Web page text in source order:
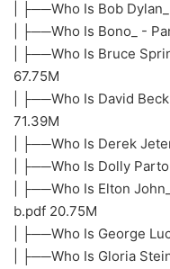
| ├──Who Is Bob
| ├──Who Is Bono_ -
| ├──Who Is Bruce
67.75M
| ├──Who Is David
71.39M
| ├──Who Is Derek
| ├──Who Is Dolly
| ├──Who Is Elton
b.pdf 20.75M
| ├──Who Is George
| ├──Who Is Gloria